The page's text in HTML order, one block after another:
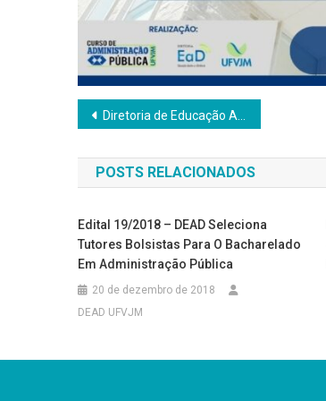
Navegação
de
Post
Diretoria de Educação Aberta e a Distância realiza evento – 3º Ciclo de Políticas Públicas para os Polos de Apoio Presencial
POSTS RELACIONADOS
Edital 19/2018 – DEAD Seleciona
Tutores Bolsistas Para O Bacharelado
Em Administração Pública
20 de dezembro de 2018
DEAD UFVJM